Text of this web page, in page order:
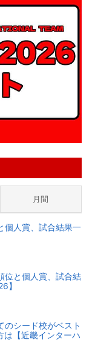
月間
人賞、試合結果一
と個人賞、試合結
】
のシード校がベスト
は【近畿インターハ